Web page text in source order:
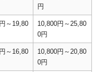
円
～19,80
10,800円～25,80
0円
～16,80
10,800円～20,80
0円